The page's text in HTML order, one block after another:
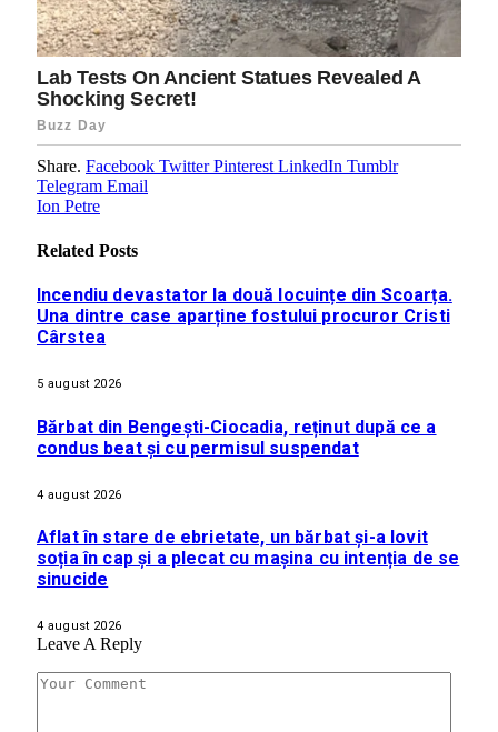
Share. Facebook Twitter Pinterest LinkedIn Tumblr
Telegram Email
Ion Petre
Related Posts
Incendiu devastator la două locuințe din Scoarța.
Una dintre case aparține fostului procuror Cristi
Cârstea
5 august 2026
Bărbat din Bengești-Ciocadia, reținut după ce a
condus beat și cu permisul suspendat
4 august 2026
Aflat în stare de ebrietate, un bărbat și-a lovit
soția în cap și a plecat cu mașina cu intenția de se
sinucide
4 august 2026
Leave A Reply